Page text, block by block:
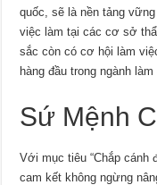
quốc, sẽ là nền tảng
việc làm tại các cơ sở
sắc còn có cơ hội làm
hàng đầu trong ngành làm
Sứ Mệnh
Với mục tiêu “Chắp cánh
cam kết không ngừng